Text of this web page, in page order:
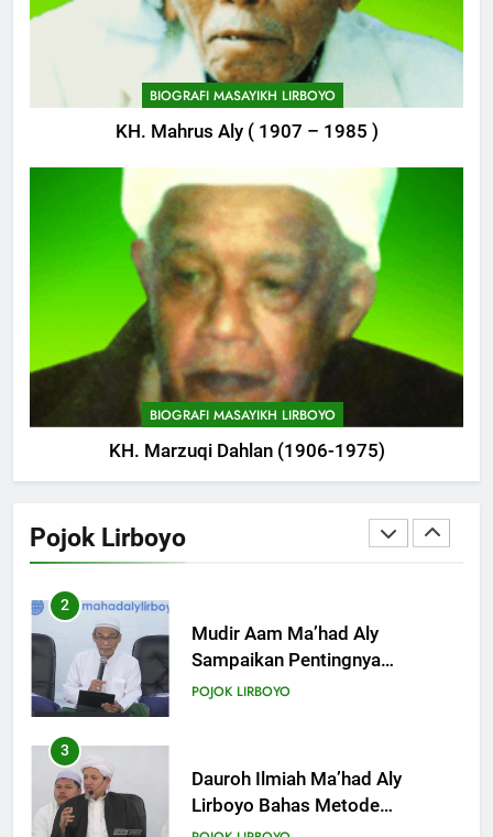
BIOGRAFI MASAYIKH LIRBOYO
KH. Mahrus Aly ( 1907 – 1985 )
BIOGRAFI MASAYIKH LIRBOYO
KH. Marzuqi Dahlan (1906-1975)
Pojok Lirboyo
Delegasi MQK Kota Kediri
Menuju Probolinggo
POJOK LIRBOYO
746
Haflah Akhirussanah, Lirboyo
Gelar Pameran
POJOK LIRBOYO
Silaturahi dan Istighosah
Bersama Kapolda Jawa Timur
POJOK LIRBOYO
Tam-Taman Lirboyo: MHM dan
Ma’had Aly Gelar Koreksian
2
Mudir Aam Ma’had Aly
Sampaikan Pentingnya
Mempelajari Ilmu Hadis Dalam
POJOK LIRBOYO
3
Dauroh Ilmiah Ma’had Aly
Lirboyo Bahas Metode
Ahlusunnah dalam